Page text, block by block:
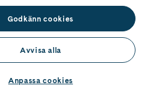
Godkänn cookies
Avvisa alla
Anpassa cookies